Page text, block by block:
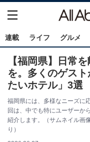
連載 ライフ グルメ
【福岡県】日常
を。多くのゲス
たいホテル」3選
福岡県には、多様なニーズに
回は、中でも特にユーザーか
紹介します。（サムネイル画
り）